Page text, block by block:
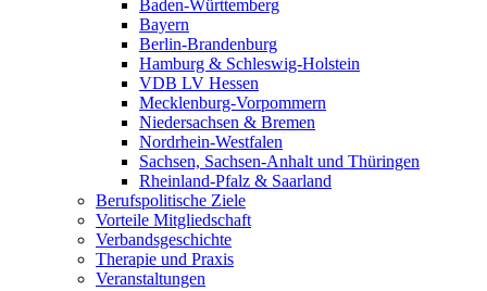
Baden-Württemberg
Bayern
Berlin-Brandenburg
Hamburg & Schleswig-Holstein
VDB LV Hessen
Mecklenburg-Vorpommern
Niedersachsen & Bremen
Nordrhein-Westfalen
Sachsen, Sachsen-Anhalt und Thüringen
Rheinland-Pfalz & Saarland
Berufspolitische Ziele
Vorteile Mitgliedschaft
Verbandsgeschichte
Therapie und Praxis
Veranstaltungen